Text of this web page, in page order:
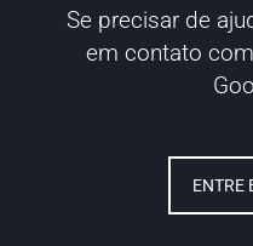
Se precisar de
em contato
ENTRE